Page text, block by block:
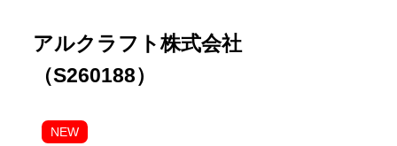
アルクラフト株式会社
（S260188）
NEW